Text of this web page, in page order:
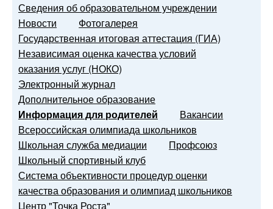
Сведения об образовательном учреждении
Новости
Фотогалерея
Государственная итоговая аттестация (ГИА)
Независимая оценка качества условий
оказания услуг (НОКО)
Электронный журнал
Дополнительное образование
Информация для родителей
Вакансии
Всероссийская олимпиада школьников
Школьная служба медиации
Профсоюз
Школьный спортивный клуб
Система объективности процедур оценки
качества образования и олимпиад школьников
Центр "Точка Роста"